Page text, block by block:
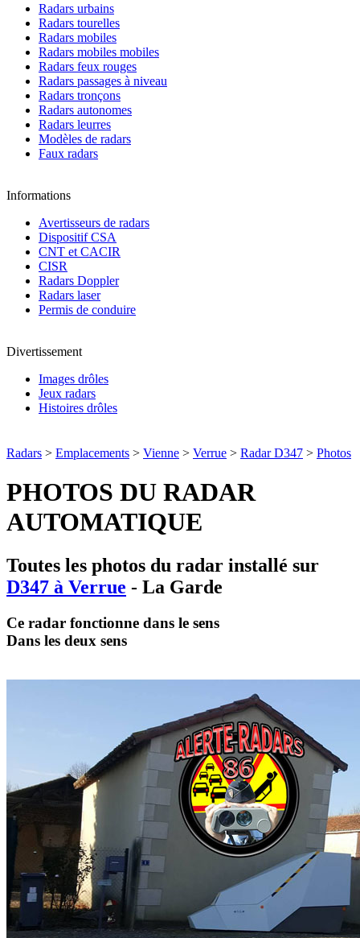
Radars urbains
Radars tourelles
Radars mobiles
Radars mobiles mobiles
Radars feux rouges
Radars passages à niveau
Radars tronçons
Radars autonomes
Radars leurres
Modèles de radars
Faux radars
Informations
Avertisseurs de radars
Dispositif CSA
CNT et CACIR
CISR
Radars Doppler
Radars laser
Permis de conduire
Divertissement
Images drôles
Jeux radars
Histoires drôles
Radars > Emplacements > Vienne > Verrue > Radar D347 > Photos
PHOTOS DU RADAR
AUTOMATIQUE
Toutes les photos du radar installé sur
D347 à Verrue - La Garde
Ce radar fonctionne dans le sens
Dans les deux sens